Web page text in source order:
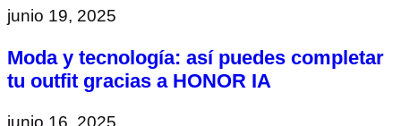
junio 19, 2025
Moda y tecnología: así puedes completar
tu outfit gracias a HONOR IA
junio 16, 2025